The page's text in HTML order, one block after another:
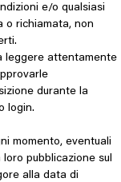
e/o qualsiasi
o richiamata, non
leggere attentamente
durante la
login.
momento, eventuali
pubblicazione sul
alla data di